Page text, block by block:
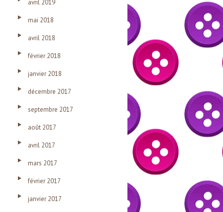
avril 2019
mai 2018
avril 2018
février 2018
janvier 2018
décembre 2017
septembre 2017
août 2017
avril 2017
mars 2017
février 2017
janvier 2017